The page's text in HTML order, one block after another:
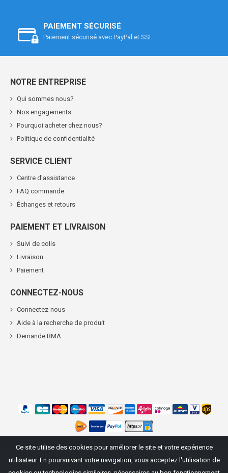
PAIEMENT SÉCURISÉ
Paiement sécurisé avec PayPal et SSL
NOTRE ENTREPRISE
Qui sommes nous?
Nos engagements
Pourquoi acheter chez nous?
Politique de confidentialité
SERVICE CLIENT
Centre d'assistance
FAQ commande
Échanges et retours
PAIEMENT ET LIVRAISON
Suivi de colis
Livraison
Paiement
CONNECTEZ-NOUS
Connectez-nous
Aide à la recherche de produit
Demande RMA
Propriété littéraire ©2026 BatteriePC.fr. Tous droits réservés.
Ce site utilise des cookies pour améliorer le site et votre expérience
utilisateur. En poursuivant votre navigation, vous acceptez l'utilisation de